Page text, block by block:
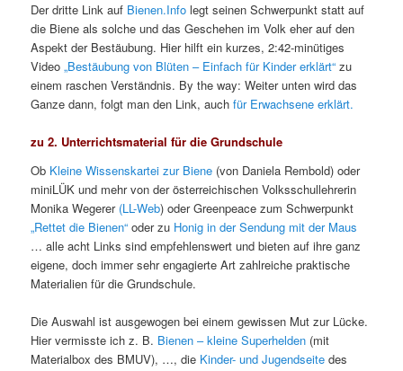
Der dritte Link auf Bienen.Info legt seinen Schwerpunkt statt auf
die Biene als solche und das Geschehen im Volk eher auf den
Aspekt der Bestäubung. Hier hilft ein kurzes, 2:42-minütiges
Video„Bestäubung von Blüten – Einfach für Kinder erklärt“ zu
einem raschen Verständnis. By the way: Weiter unten wird das
Ganze dann, folgt man den Link, auchfür Erwachsene erklärt.
zu 2. Unterrichtsmaterial für die Grundschule
Ob Kleine Wissenskartei zur Biene (von Daniela Rembold) oder
miniLÜK und mehr von der österreichischen Volksschullehrerin
Monika Wegerer (LL-Web) oder Greenpeace zum Schwerpunkt
„Rettet die Bienen“ oder zu Honig in der Sendung mit der Maus
… alle acht Links sind empfehlenswert und bieten auf ihre ganz
eigene, doch immer sehr engagierte Art zahlreiche praktische
Materialien für die Grundschule.
Die Auswahl ist ausgewogen bei einem gewissen Mut zur Lücke.
Hier vermisste ich z. B. Bienen – kleine Superhelden (mit
Materialbox des BMUV), …, die Kinder- und Jugendseite des